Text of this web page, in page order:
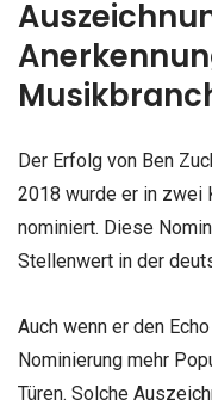
Der Erfolg von Ben
2018 wurde er in zwei
nominiert. Diese
Stellenwert in der
Auch wenn er den
Nominierung mehr
Türen. Solche